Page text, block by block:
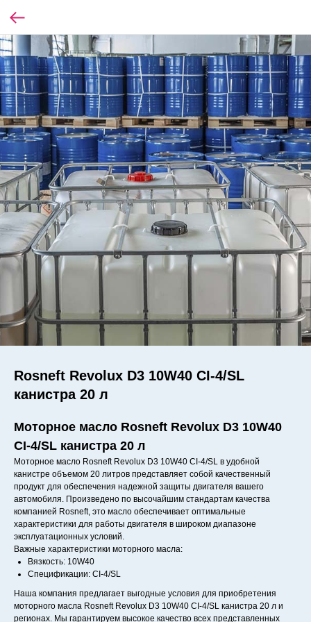
Rosneft Revolux D3 10W40 CI-4/SL
канистра 20 л
Моторное масло Rosneft Revolux D3 10W40
CI-4/SL канистра 20 л
Моторное масло Rosneft Revolux D3 10W40 CI-4/SL в удобной
канистре объемом 20 литров представляет собой качественный
продукт для обеспечения надежной защиты двигателя вашего
автомобиля. Произведено по высочайшим стандартам качества
компанией Rosneft, это масло обеспечивает оптимальные
характеристики для работы двигателя в широком диапазоне
эксплуатационных условий.
Важные характеристики моторного масла:
Вязкость: 10W40
Спецификации: CI-4/SL
Наша компания предлагает выгодные условия для приобретения
моторного масла Rosneft Revolux D3 10W40 CI-4/SL канистра 20 л и
регионах. Мы гарантируем высокое качество всех представленных